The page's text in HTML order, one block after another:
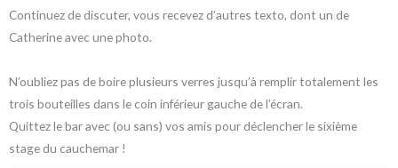
Continuez de discuter, vous recevez d’autres texto, dont un de
Catherine avec une photo.
N’oubliez pas de boire plusieurs verres jusqu’à remplir totalement les
trois bouteilles dans le coin inférieur gauche de l’écran.
Quittez le bar avec (ou sans) vos amis pour déclencher le sixième
stage du cauchemar !